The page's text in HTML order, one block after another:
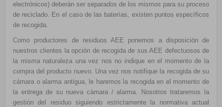
electrónicos) deberán ser separados de los mismos para su proceso
de reciclado. En el caso de las baterías, existen puntos específicos
de recogida.
Como productores de residuos AEE ponemos a disposición de
nuestros clientes la opción de recogida de sus AEE defectuosos de
la misma naturaleza una vez nos no indique en el momento de la
compra del producto nuevo. Una vez nos notifique la recogida de su
cámara o alarma antigua, le haremos la recogida en el momento de
la entrega de su nueva cámara / alarma. Nosotros trataremos la
gestión del residuo siguiendo estrictamente la normativa actual